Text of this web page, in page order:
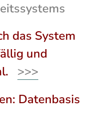
das System
und
>>>
Datenbasis